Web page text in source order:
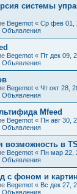
системы
Begemot « Ср фев 01,
Объявления
Begemot « Пт дек 09,
Объявления
Begemot « Чт окт 28,
Объявления
Mfeed
Begemot « Пн авг 30,
Объявления
возможность в TS
Begemot « Пн мар 22,
Объявления
с фоном и
Begemot « Вс дек 27,
Объявления